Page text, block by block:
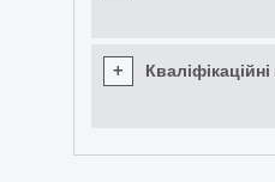
+ Кваліфікаційні